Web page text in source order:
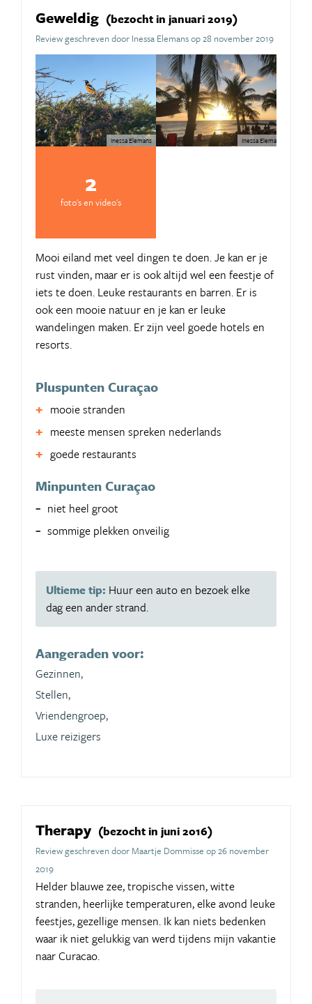
Geweldig (bezocht in januari 2019)
Review geschreven door Inessa Elemans op 28 november 2019
Inessa Elemans Inessa Elemans
2
foto's en video's
Mooi eiland met veel dingen te doen. Je kan er je
rust vinden, maar er is ook altijd wel een feestje of
iets te doen. Leuke restaurants en barren. Er is
ook een mooie natuur en je kan er leuke
wandelingen maken. Er zijn veel goede hotels en
resorts.
Pluspunten Curaçao
mooie stranden
meeste mensen spreken nederlands
goede restaurants
Minpunten Curaçao
niet heel groot
sommige plekken onveilig
Ultieme tip: Huur een auto en bezoek elke
dag een ander strand.
Aangeraden voor:
Gezinnen,
Stellen,
Vriendengroep,
Luxe reizigers
Therapy (bezocht in juni 2016)
Review geschreven door Maartje Dommisse op 26 november
2019
Helder blauwe zee, tropische vissen, witte
stranden, heerlijke temperaturen, elke avond leuke
feestjes, gezellige mensen. Ik kan niets bedenken
waar ik niet gelukkig van werd tijdens mijn vakantie
naar Curacao.